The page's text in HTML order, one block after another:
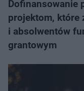
Dofinansowanie
projektom, które
i absolwentów
grantowym